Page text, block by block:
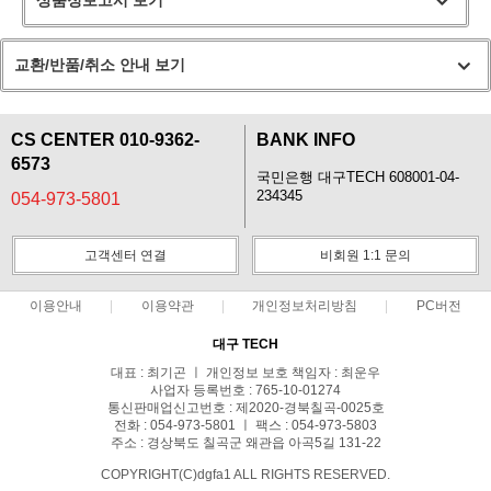
교환/반품/취소 안내 보기
CS CENTER 010-9362-
6573
054-973-5801
BANK INFO
국민은행 대구TECH 608001-04-
234345
고객센터 연결 비회원 1:1 문의
이용안내 이용약관 개인정보처리방침 PC버전
대구 TECH
대표 : 최기곤 ㅣ 개인정보 보호 책임자 : 최운우
사업자 등록번호 : 765-10-01274
통신판매업신고번호 : 제2020-경북칠곡-0025호
전화 : 054-973-5801 ㅣ 팩스 : 054-973-5803
주소 : 경상북도 칠곡군 왜관읍 아곡5길 131-22
COPYRIGHT(C)dgfa1 ALL RIGHTS RESERVED.